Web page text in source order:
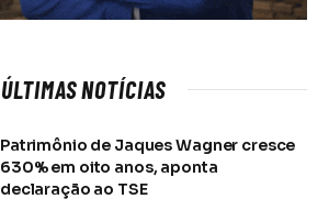
ÚLTIMAS NOTÍCIAS
Patrimônio de Jaques Wagner cresce
630% em oito anos, aponta
declaração ao TSE